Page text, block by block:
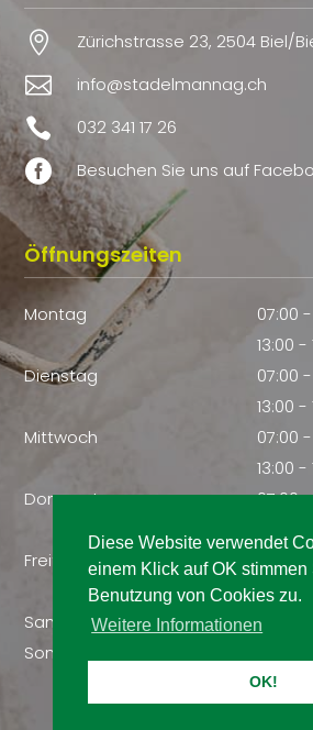
Diese Website verwendet
einem Klick auf OK stimmen
Benutzung von Cookies zu.
Weitere Informationen
OK!
 Zürichstrasse 23, 2504 Biel/
 info@stadelmannag.ch
 032 341 17 26
 Besuchen Sie uns auf
Öffnungszeiten
Montag
07:00 -
13:00 -
Dienstag
07:00 -
13:00 -
Mittwoch
07:00 -
13:00 -
Donnerstag
07:00
Freitag
07:00 -
13:00 -
Samstag
Sonntag